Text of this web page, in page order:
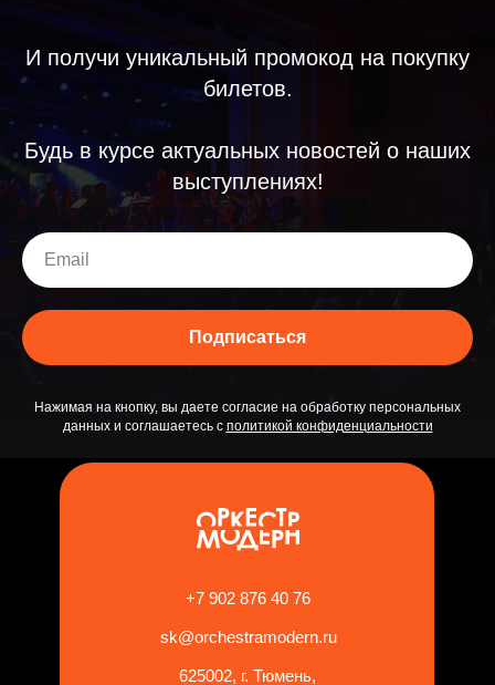
И получи уникальный промокод на покупку
билетов.
Будь в курсе актуальных новостей о наших
выступлениях!
Подписаться
Нажимая на кнопку, вы даете согласие на обработку персональных
данных и соглашаетесь c политикой конфиденциальности
sk@orchestramodern.ru
+7 902 876 40 76
625002, г. Тюмень,